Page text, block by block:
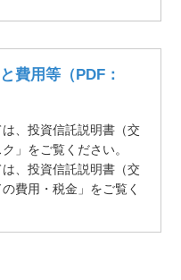
費用等（PDF：
、投資信託説明書（交
」をご覧ください。
、投資信託説明書（交
費用・税金」をご覧く